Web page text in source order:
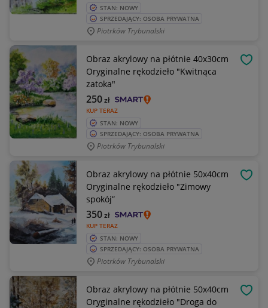
STAN: NOWY
SPRZEDAJĄCY: OSOBA PRYWATNA
Piotrków Trybunalski
Obraz akrylowy na płótnie 40x30cm
Oryginalne rękodzieło "Kwitnąca
zatoka"
KUP TERAZ
250zł
STAN: NOWY
SPRZEDAJĄCY: OSOBA PRYWATNA
Piotrków Trybunalski
Obraz akrylowy na płótnie 50x40cm
Oryginalne rękodzieło "Zimowy
spokój”
KUP TERAZ
350zł
STAN: NOWY
SPRZEDAJĄCY: OSOBA PRYWATNA
Piotrków Trybunalski
Obraz akrylowy na płótnie 50x40cm
Oryginalne rękodzieło "Droga do